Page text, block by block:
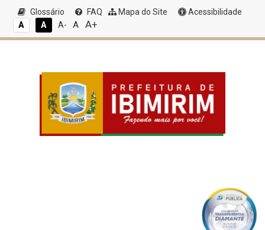
Glossário FAQ Mapa do Site
Acessibilidade
A
A A- A A+